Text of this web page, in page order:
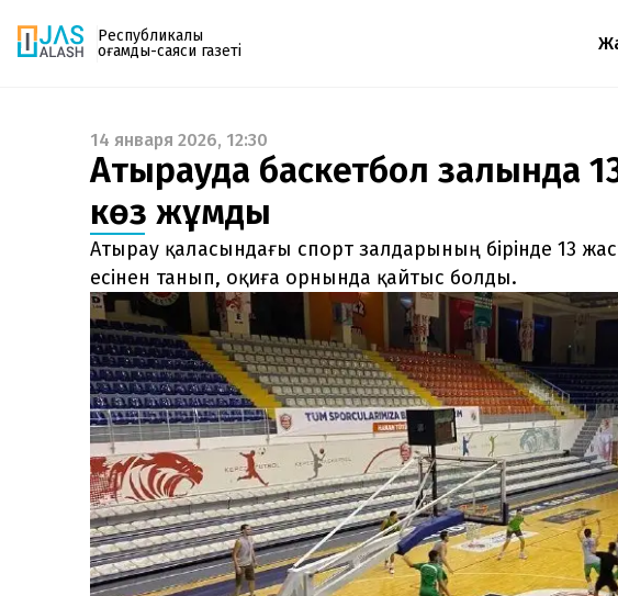
Республикалық
қоғамдық-саяси газеті
Газетке жазылу
PDF форматтағы газетті ай сайын электронды
поштаңызға алып отырыңыз. Жаңа нөмір
шыққан сәтте сізге бірден жіберіледі. Тек email
енгізіңіз, біз қалғанын өзіміз жібереміз.
14 января 2026, 12:30
Атырауда баскетбол залында
көз жұмды
Атырау қаласындағы спорт залдарының бірінде 13
есінен танып, оқиға орнында қайтыс болды.